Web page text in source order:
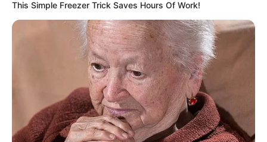
This Simple Freezer Trick Saves Hours Of Work!